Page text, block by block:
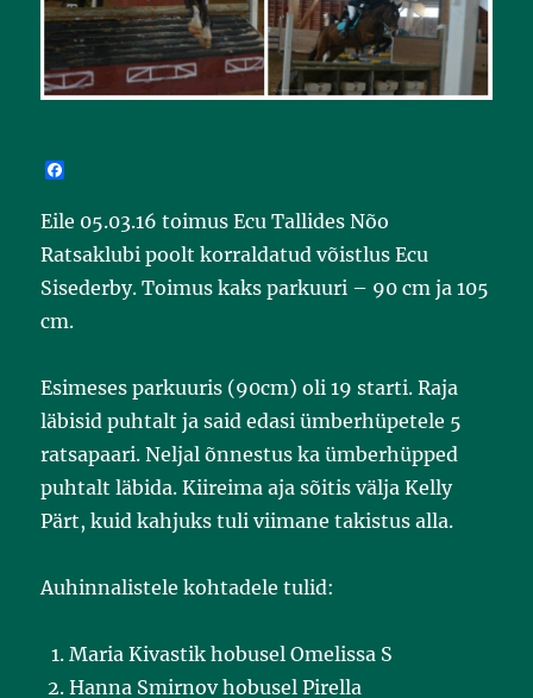
e
b
o
o
k
Eile 05.03.16 toimus Ecu Tallides Nõo
Ratsaklubi poolt korraldatud võistlus Ecu
Sisederby. Toimus kaks parkuuri – 90 cm ja 105
cm.
Esimeses parkuuris (90cm) oli 19 starti. Raja
läbisid puhtalt ja said edasi ümberhüpetele 5
ratsapaari. Neljal õnnestus ka ümberhüpped
puhtalt läbida. Kiireima aja sõitis välja Kelly
Pärt, kuid kahjuks tuli viimane takistus alla.
Auhinnalistele kohtadele tulid:
Maria Kivastik hobusel Omelissa S
Hanna Smirnov hobusel Pirella